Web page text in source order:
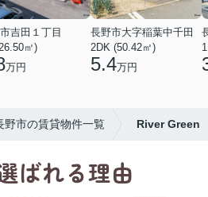
吉田１丁目
㎡)
万円
長野市大字稲葉中千田
2DK (50.42㎡)
5.4万円
野市の賃貸物件一覧 River Green
ばれる理由